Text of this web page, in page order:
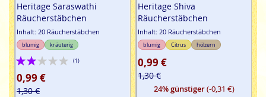
Heritage Saraswathi
Räucherstäbchen
Inhalt: 20 Räucherstäbchen
blumig kräuterig
Bewertung:
40%
(1)
0,99 €
1,30 €
Heritage Shiva
Räucherstäbchen
Inhalt: 20 Räucherstäbchen
blumig Citrus hölzern
0,99 €
1,30 €
24% günstiger(-0,31 €)